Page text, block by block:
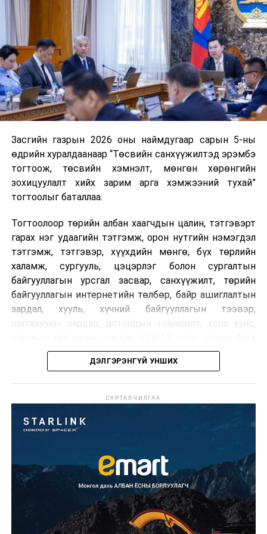
дуудлага тутамд 75 мянга хүртэлх евро, аж ахуйн
нэгжийг 375 мянга хүртэлх еврогоор торгох
боломжтой. Харин хэрэглэгч өөрөө зөвшөөрсөн,
эсвэл тухайн компанитай өмнө нь гэрээний
харилцаатай бөгөөд шинэ үйлчилгээ санал болгож
буй тохиолдолд хориг үйлчлэхгүй. Иргэд
зөвшөөрөлгүй дуудлагын талаар төрийн цахим
хуудсаар мэдээлэх боломжтой.
Шинэ хууль Францын зах зээлд үйлчилдэг гадаадын
дуудлагын төвүүдэд нөлөөлөхөөр байна. Тухайлбал,
Мароккогийн дуудлагын төвүүдийн орлогын 80 гаруй
хувь Францын зах зээлээс бүрддэг бөгөөд тус улсын
40–50 мянган ажлын байр эрсдэлд орж болзошгүйг
Засгийн газрын 2026 оны наймдугаар сарын 5-ны
өдрийн хуралдаанаар “Төсвийн санхүүжилтэд эрэмбэ
тогтоож, төсвийн хэмнэлт, мөнгөн хөрөнгийн
зохицуулалт хийх зарим арга хэмжээний тухай”
тогтоолыг баталлаа.
Тогтоолоор төрийн албан хаагчдын цалин, тэтгэвэрт
гарах нэг удаагийн тэтгэмж, орон нутгийн нэмэгдэл
тэтгэмж, тэтгэвэр, хүүхдийн мөнгө, бүх төрлийн
халамж, сургууль, цэцэрлэг болон сургалтын
байгууллагын урсгал засвар, санхүүжилт, төрийн
байгууллагын интернетийн төлбөр, байр ашиглалтын
зардал, хууль, хүчний байгууллагын тээвэр,
хурлын зардал, Засгийн газрын өр, орон нутгийн нөөц
хөрөнгийн санхүүжилтийг хэвийн үргэлжлүүлэхээр
шийдвэрлэжээ.
Харин дараах зардлыг хязгаарлахаар болсон байна.
Үүнд:
Олон улсын болон Засгийн газрын
шийдвэртэйгээс бусад хурал, зөвлөгөөн, ой,
тэмдэглэлт өдөр, найр наадам, соёлын арга
Урьдчилан төлөвлөсөн төрийн өндөр албан
тушаалтны томилолтоос бусад гадаад
ДЭЛГЭРЭНГҮЙ УНШИХ
СУРТАЛЧИЛГАА